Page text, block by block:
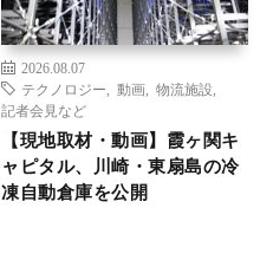
2026.08.07
テクノロジー
動画 物流施設
記者会見など
【現地取材・動画】霞ヶ関キ
ャピタル、川崎・東扇島の冷
凍自動倉庫を公開